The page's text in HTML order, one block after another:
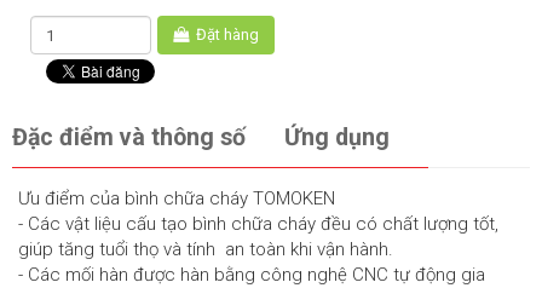
Đặt hàng
Đặc điểm và thông số Ứng dụng
Ưu điểm của bình chữa cháy TOMOKEN
- Các vật liệu cấu tạo bình chữa cháy đều có chất lượng tốt,
giúp tăng tuổi thọ và tính an toàn khi vận hành.
- Các mối hàn được hàn bằng công nghệ CNC tự động gia